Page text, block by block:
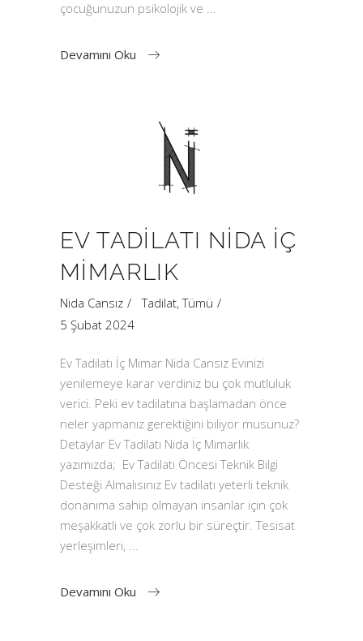
çocuğunuzun psikolojik ve
Devamını Oku
EV TADILATI NIDA İÇ
MIMARLIK
Nida Cansız Tadilat,Tümü
5 Şubat 2024
Ev Tadilatı İç Mimar Nida Cansız Evinizi
yenilemeye karar verdiniz bu çok mutluluk
verici. Peki ev tadilatına başlamadan önce
neler yapmanız gerektiğini biliyor musunuz?
Detaylar Ev Tadilatı Nida İç Mimarlık
yazımızda; Ev Tadilatı Öncesi Teknik Bilgi
Desteği Almalısınız Ev tadilatı yeterli teknik
donanıma sahip olmayan insanlar için çok
meşakkatli ve çok zorlu bir süreçtir. Tesisat
yerleşimleri,
Devamını Oku